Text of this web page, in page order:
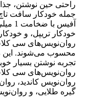
راحتی حین نوشتن،
خودکار تریپل، و خودکار سلفی با
روان‌نویس‌های سی
محسوب می‌شوند. این
تجربه نوشتن بسیار
روان‌نویس‌های سی
روان‌نویس کاندید،
گیره طلایی، و